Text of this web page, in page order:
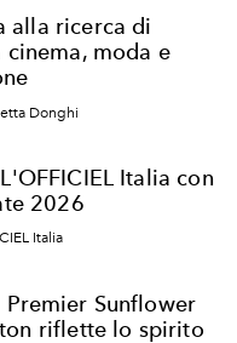
alla ricerca di
moda e
Donghi
Italia con
2026
Italia
Premier Sunflower
riflette lo spirito